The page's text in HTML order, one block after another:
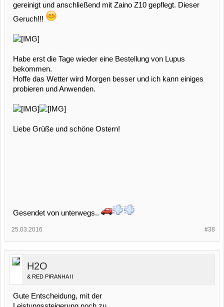
gereinigt und anschließend mit Zaino Z10 gepflegt. Dieser
Geruch!!!
Habe erst die Tage wieder eine Bestellung von Lupus
bekommen.
Hoffe das Wetter wird Morgen besser und ich kann einiges
probieren und Anwenden.
Liebe Grüße und schöne Ostern!
Gesendet von unterwegs..
#38
25.03.2016
H2O
& RED PIRANHA II
Gute Entscheidung, mit der